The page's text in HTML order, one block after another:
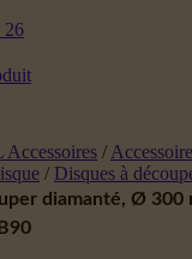
26
Accessoires /
/ Disques à
diamanté, Ø 300